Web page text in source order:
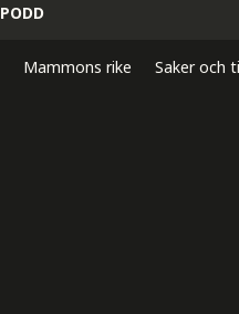
PODD
Mammons rike Saker och